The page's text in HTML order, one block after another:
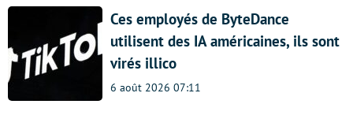
Ces employés de ByteDance
utilisent des IA américaines, ils sont
virés illico
6 août 2026 07:11